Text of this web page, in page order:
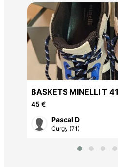
BASKETS MINELLI T 41
45 €
Pascal D
Curgy (71)